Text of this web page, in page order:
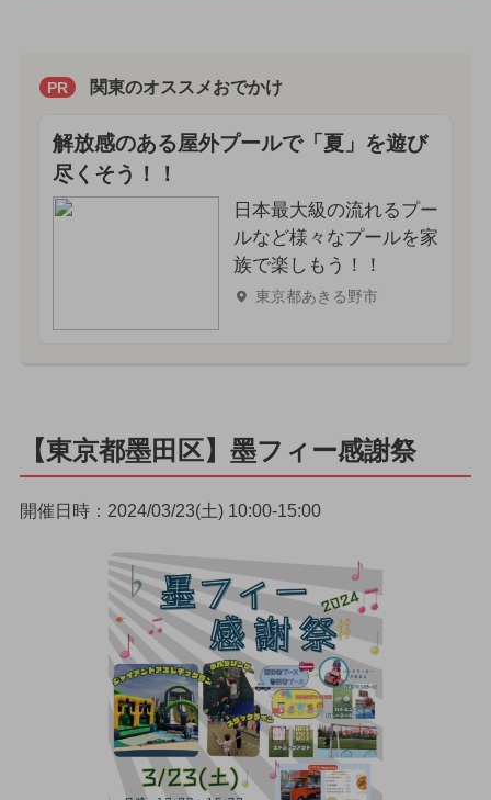
PR 関東のオススメおでかけ
解放感のある屋外プールで「夏」を遊び
尽くそう！！
日本最大級の流れるプー
ルなど様々なプールを家
族で楽しもう！！
東京都あきる野市
【東京都墨田区】墨フィー感謝祭
開催日時：2024/03/23(土) 10:00-15:00